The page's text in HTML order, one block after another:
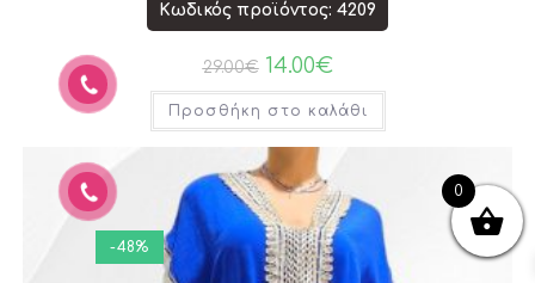
Κωδικός προϊόντος: 4209
29.00€ 14.00€
Προσθήκη στο καλάθι
-48%
0